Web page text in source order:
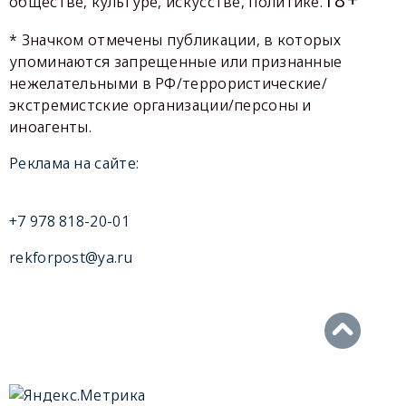
* Значком отмечены публикации, в которых
упоминаются запрещенные или признанные
нежелательными в РФ/террористические/
экстремистские организации/персоны и
иноагенты.
Реклама на сайте:
+7 978 818-20-01
rekforpost@ya.ru